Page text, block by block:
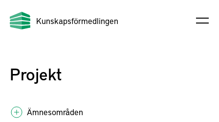
Kunskapsförmedlingen
Projekt
Ämnesområden